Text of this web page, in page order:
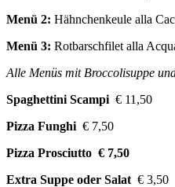
Menü 2: Hähnchenkeule alla
Menü 3: Rotbarschfilet alla
Alle Menüs mit Broccolisuppe
Spaghettini Scampi € 11,50
Pizza Funghi € 7,50
Pizza Prosciutto € 7,50
Extra Suppe oder Salat € 3,50